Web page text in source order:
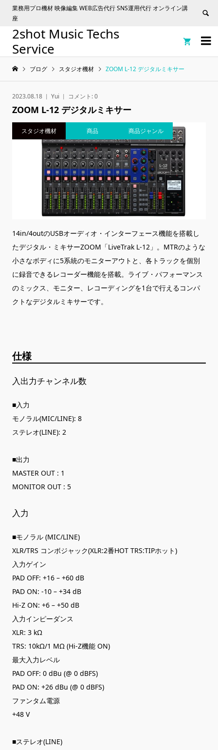
業務用プロ機材 映像編集 WEB広告代行 SNS運用代行 オンライン講
座

2shot Music Techs
Service

ブログ スタジオ機材 ZOOM L-12 デジタルミキサー
2023.08.18 Yui コメント:0
ZOOM L-12 デジタルミキサー
スタジオ機材 商品 商品ジャンル
14in/4outのUSBオーディオ・インターフェース機能を搭載し
たデジタル・ミキサーZOOM「LiveTrak L-12」。MTRのような
小さなボディに5系統のモニターアウトと、各トラックを個別
に録音できるレコーダー機能を搭載。ライブ・パフォーマンス
のミックス、モニター、レコーディングを1台で行えるコンパ
クトなデジタルミキサーです。
仕様
入出力チャンネル数
■入力
モノラル(MIC/LINE): 8
ステレオ(LINE): 2
■出力
MASTER OUT : 1
MONITOR OUT : 5
入力
■モノラル (MIC/LINE)
XLR/TRS コンボジャック(XLR:2番HOT TRS:TIPホット)
入力ゲイン
PAD OFF: +16 – +60 dB
PAD ON: -10 – +34 dB
Hi-Z ON: +6 – +50 dB
入力インピーダンス
XLR: 3 kΩ
TRS: 10kΩ/1 MΩ (Hi-Z機能 ON)
最大入力レベル
PAD OFF: 0 dBu (@ 0 dBFS)
PAD ON: +26 dBu (@ 0 dBFS)
ファンタム電源
+48 V
■ステレオ(LINE)